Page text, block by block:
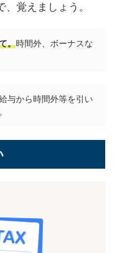
覚えましょう。
。時間外、ボーナスな
与から時間外等を引い